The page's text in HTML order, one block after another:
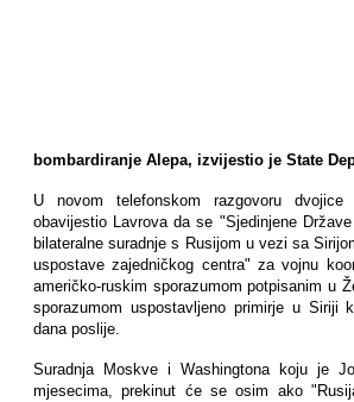
bombardiranje Alepa, izvijestio je State
U novom telefonskom razgovoru
obavijestio Lavrova da se "Sjedinjene
bilateralne suradnje s Rusijom u vezi sa
uspostave zajedničkog centra" za vojnu
američko-ruskim sporazumom potpisanim u
sporazumom uspostavljeno primirje u Siriji
dana poslije.
Suradnja Moskve i Washingtona koju je
mjesecima, prekinut će se osim ako